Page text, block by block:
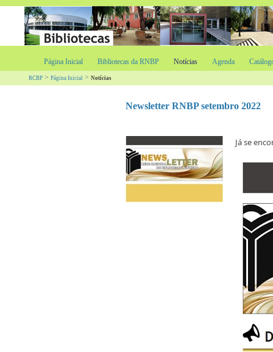
Página Inicial Bibliotecas da RNBP Notícias Agenda
RCBP > Página Inicial > Notícias
Newsletter RNBP setembro 2022
​Já se